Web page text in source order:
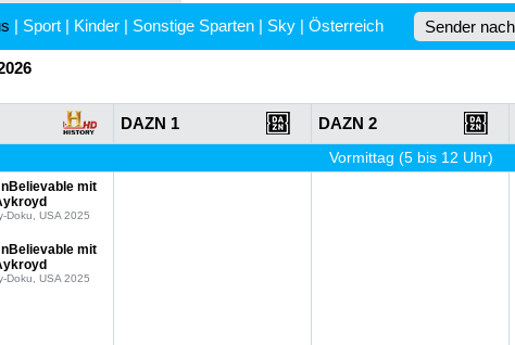
| Sport | Kinder | Sonstige Sparten | Sky | Österreich
DAZN 1 DAZN 2
Vormittag (5 bis 12 Uhr)
mit
Doku, USA 2025
mit
Doku, USA 2025